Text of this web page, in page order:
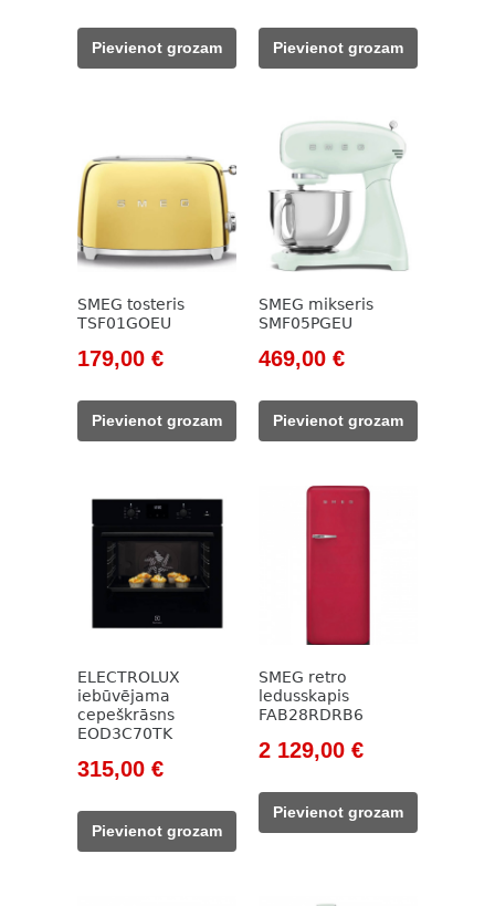
was:
415,00 €.
192,00 €.
Pievienot grozam
was:
369,00 €.
310,00 €.
Pievienot grozam
SMEG tosteris
TSF01GOEU
Original
was:
229,00 €.
179,00 €Current
179,00 €.
Pievienot grozam
SMEG mikseris
SMF05PGEU
Original
was:
533,00 €.
469,00 €Current
469,00 €.
Pievienot grozam
ELECTROLUX
iebūvējama
cepeškrāsns
EOD3C70TK
Original
was:
515,00 €.
315,00 €Current
315,00 €.
Pievienot grozam
SMEG retro
ledusskapis
FAB28RDRB6
Original
was:
2
2 129,00 €Current
Pievienot grozam